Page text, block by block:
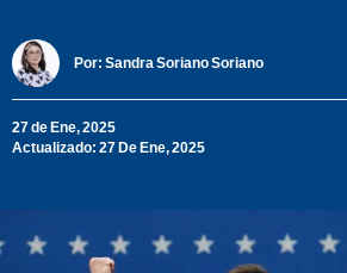
Por: Sandra Soriano Soriano
27 de Ene, 2025
Actualizado: 27 De Ene, 2025